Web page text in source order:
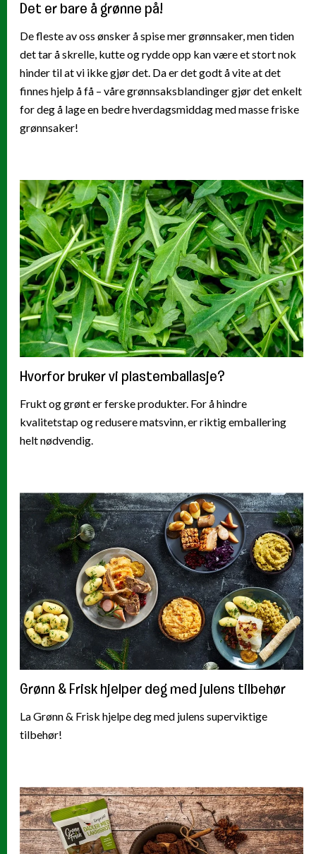
Det er bare å grønne på!
De fleste av oss ønsker å spise mer grønnsaker, men tiden
det tar å skrelle, kutte og rydde opp kan være et stort nok
hinder til at vi ikke gjør det. Da er det godt å vite at det
finnes hjelp å få – våre grønnsaksblandinger gjør det enkelt
for deg å lage en bedre hverdagsmiddag med masse friske
grønnsaker!
Hvorfor bruker vi plastemballasje?
Frukt og grønt er ferske produkter. For å hindre
kvalitetstap og redusere matsvinn, er riktig emballering
helt nødvendig.
Grønn & Frisk hjelper deg med julens tilbehør
La Grønn & Frisk hjelpe deg med julens superviktige
tilbehør!